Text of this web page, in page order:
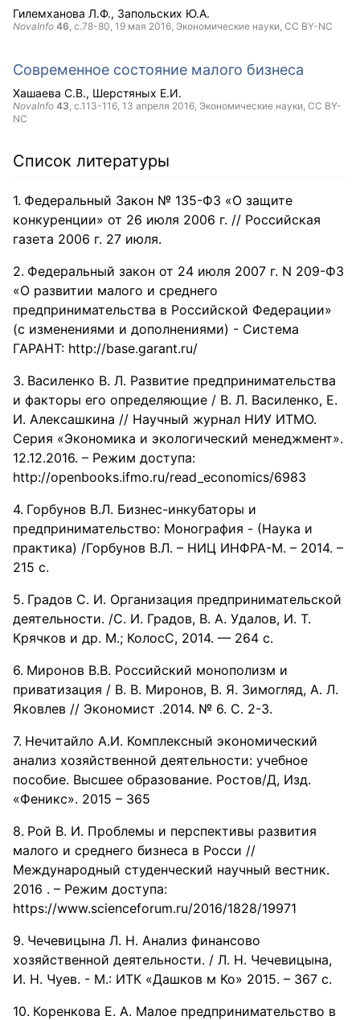
Гилемханова Л.Ф. Запольских Ю.А.
NovaInfo 46, с.78-80, 19 мая 2016, Экономические науки, CC BY-NC
Современное состояние малого бизнеса
Хашаева С.В. Шерстяных Е.И.
NovaInfo 43, с.113-116, 13 апреля 2016, Экономические науки, CC BY-
NC
Список литературы
Федеральный Закон № 135-Ф3 «О защите
конкуренции» от 26 июля 2006 г. // Российская
газета 2006 г. 27 июля.
Федеральный закон от 24 июля 2007 г. N 209-ФЗ
«О развитии малого и среднего
предпринимательства в Российской Федерации»
(с изменениями и дополнениями) - Система
ГАРАНТ: http://base.garant.ru/
Василенко В. Л. Развитие предпринимательства
и факторы его определяющие / В. Л. Василенко, Е.
И. Алексашкина // Научный журнал НИУ ИТМО.
Серия «Экономика и экологический менеджмент».
12.12.2016. – Режим доступа:
http://openbooks.ifmo.ru/read_economics/6983
Горбунов В.Л. Бизнес-инкубаторы и
предпринимательство: Монография - (Наука и
практика) /Горбунов В.Л. – НИЦ ИНФРА-М. – 2014. –
215 с.
Градов С. И. Организация предпринимательской
деятельности. /С. И. Градов, В. А. Удалов, И. Т.
Крячков и др. М.; КолосС, 2014. — 264 с.
Миронов В.В. Российский монополизм и
приватизация / В. В. Миронов, В. Я. Зимогляд, А. Л.
Яковлев // Экономист .2014. № 6. С. 2-3.
Нечитайло А.И. Комплексный экономический
анализ хозяйственной деятельности: учебное
пособие. Высшее образование. Ростов/Д, Изд.
«Феникс». 2015 – 365
Рой В. И. Проблемы и перспективы развития
малого и среднего бизнеса в Росси //
Международный студенческий научный вестник.
2016 . – Режим доступа:
https://www.scienceforum.ru/2016/1828/19971
Чечевицына Л. Н. Анализ финансово
хозяйственной деятельности. / Л. Н. Чечевицына,
И. Н. Чуев. - М.: ИТК «Дашков м Ко» 2015. – 367 с.
Коренкова Е. А. Малое предпринимательство в